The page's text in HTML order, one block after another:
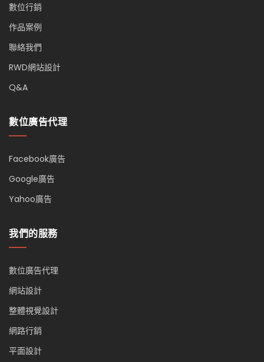
數位行銷
作品案例
聯絡我們
RWD網站設計
Q&A
數位廣告代理
Facebook廣告
Google廣告
Yahoo廣告
我們的服務
數位廣告代理
網站設計
整體視覺設計
網路行銷
平面設計